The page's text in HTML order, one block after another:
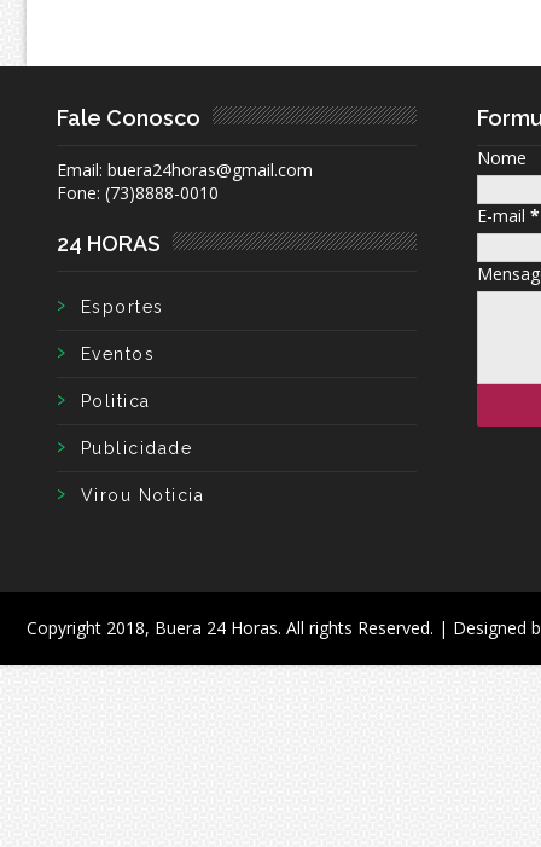
Fale Conosco
Email: buera24horas@gmail.com
Fone: (73)8888-0010
24 HORAS
Esportes
Eventos
Politica
Publicidade
Virou Noticia
Nome
E-mail *
Copyright 2018, Buera 24 Horas. All rights Reserved. | Designed